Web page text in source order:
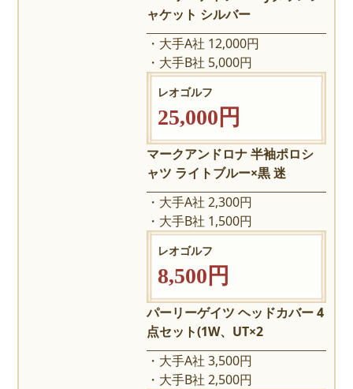
ャケット シルバー
大手A社 12,000円
大手B社 5,000円
レオゴルフ
25,000円
マークアンドロナ 半袖ポロシ
ャツ ライトブルー×黒 迷
大手A社 2,300円
大手B社 1,500円
レオゴルフ
8,500円
パーリーゲイツ ヘッドカバー 4
点セット(1W、UT×2
大手A社 3,500円
大手B社 2,500円